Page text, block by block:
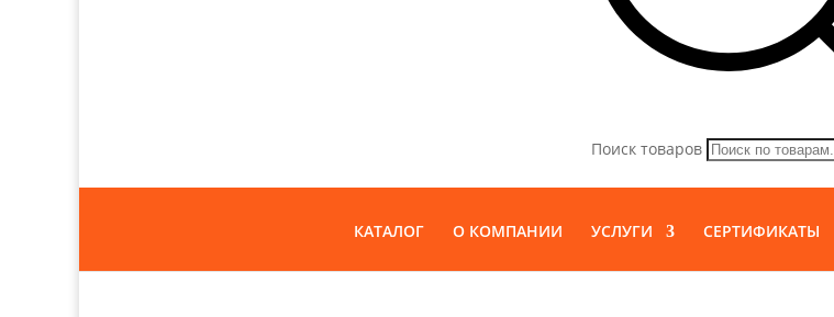
Поиск товаров
КАТАЛОГ О КОМПАНИИ УСЛУГИ СЕРТИФИКАТЫ